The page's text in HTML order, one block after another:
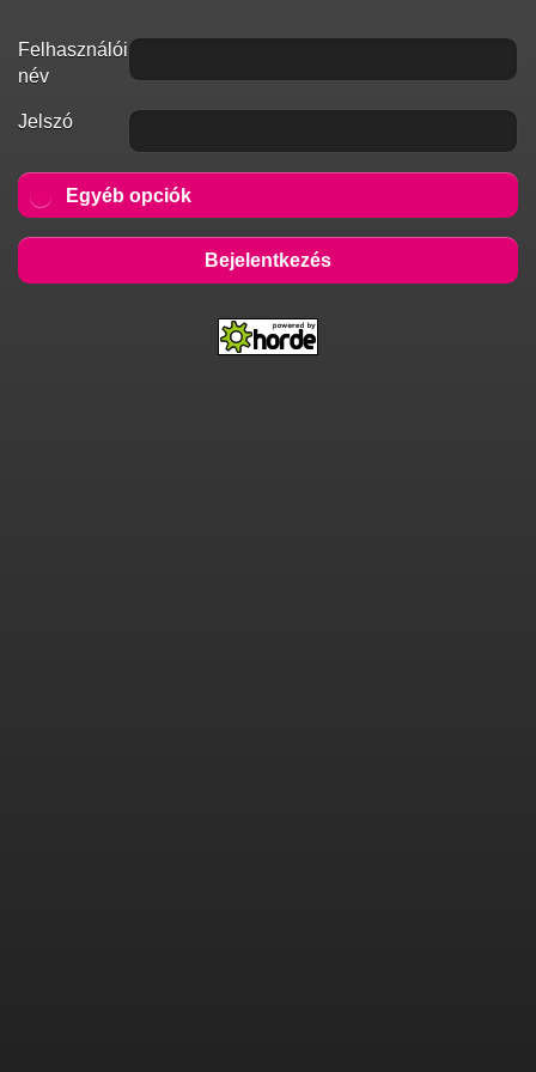
Felhasználói
név
Jelszó
Egyéb opciók
Bejelentkezés